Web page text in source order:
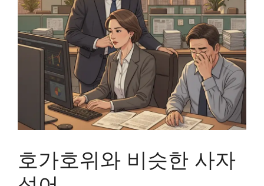
호가호위와 비슷한 사자